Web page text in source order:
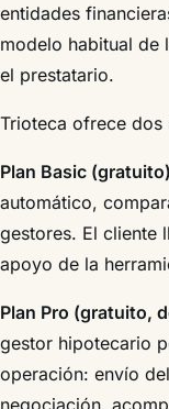
entidades
modelo habitual de
el prestatario.
Trioteca ofrece dos
Plan Basic (gratuito)
automático,
gestores. El cliente
apoyo de la
Plan Pro (gratuito,
gestor hipotecario
operación: envío
negociación,